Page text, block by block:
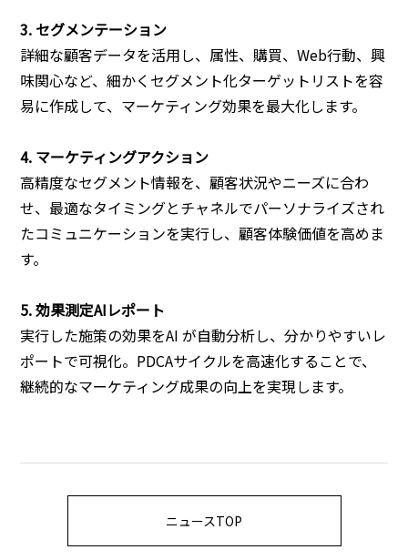
3. セグメンテーション
詳細な顧客データを活用し、属性、購買、Web行動、興
味関心など、細かくセグメント化ターゲットリストを容
易に作成して、マーケティング効果を最大化します。
4. マーケティングアクション
高精度なセグメント情報を、顧客状況やニーズに合わ
せ、最適なタイミングとチャネルでパーソナライズされ
たコミュニケーションを実行し、顧客体験価値を高めま
す。
5. 効果測定AIレポート
実行した施策の効果をAI が自動分析し、分かりやすいレ
ポートで可視化。PDCAサイクルを高速化することで、
継続的なマーケティング成果の向上を実現します。
ニュースTOP